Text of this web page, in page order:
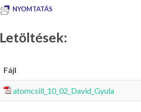
NYOMTATÁS
Letöltések:
Fájl
atomcsill_10_02_David_Gyula